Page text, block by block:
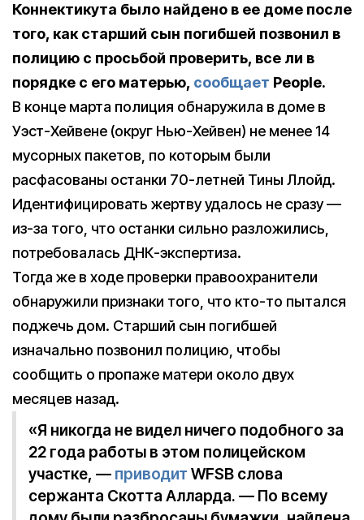
Коннектикута было найдено в ее доме после
того, как старший сын погибшей позвонил в
полицию с просьбой проверить, все ли в
порядке с его матерью, сообщает People.
В конце марта полиция обнаружила в доме в
Уэст-Хейвене (округ Нью-Хейвен) не менее 14
мусорных пакетов, по которым были
расфасованы останки 70-летней Тины Ллойд.
Идентифицировать жертву удалось не сразу —
из-за того, что останки сильно разложились,
потребовалась ДНК-экспертиза.
Тогда же в ходе проверки правоохранители
обнаружили признаки того, что кто-то пытался
поджечь дом. Старший сын погибшей
изначально позвонил полицию, чтобы
сообщить о пропаже матери около двух
месяцев назад.
«Я никогда не видел ничего подобного за
22 года работы в этом полицейском
участке, — приводит WFSB слова
сержанта Скотта Алларда. — По всему